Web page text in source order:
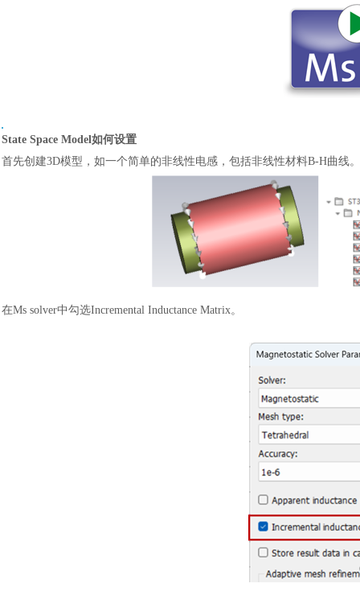
State Space Model如何设置
首先创建3D模型，如一个简单的非线性电感，包括非线性材料B-H曲线。
在Ms solver中勾选Incremental Inductance Matrix。